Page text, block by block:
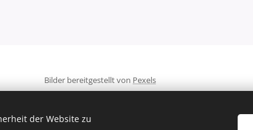
Bilder bereitgestellt von Pexels
der Website zu